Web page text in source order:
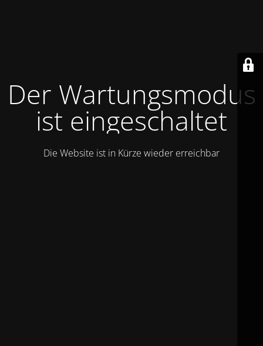
Der Wartungsmodus
ist eingeschaltet
Die Website ist in Kürze wieder erreichbar